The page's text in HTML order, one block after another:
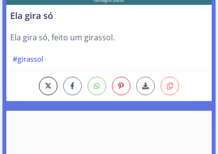
Ela gira só
Ela gira só, feito um girassol.
#girassol